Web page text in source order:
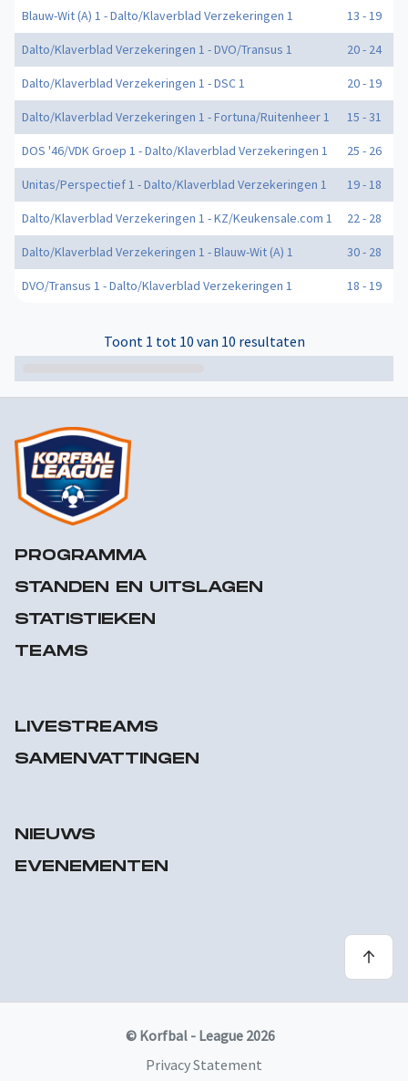
Blauw-Wit (A) 1 - Dalto/Klaverblad Verzekeringen 1 13 - 19
Dalto/Klaverblad Verzekeringen 1 - DVO/Transus 1 20 - 24
Dalto/Klaverblad Verzekeringen 1 - DSC 1 20 - 19
Dalto/Klaverblad Verzekeringen 1 - Fortuna/Ruitenheer 1 15 - 31
DOS '46/VDK Groep 1 - Dalto/Klaverblad Verzekeringen 1 25 - 26
Unitas/Perspectief 1 - Dalto/Klaverblad Verzekeringen 1 19 - 18
Dalto/Klaverblad Verzekeringen 1 - KZ/Keukensale.com 1 22 - 28
Dalto/Klaverblad Verzekeringen 1 - Blauw-Wit (A) 1 30 - 28
DVO/Transus 1 - Dalto/Klaverblad Verzekeringen 1 18 - 19
Toont 1 tot 10 van 10 resultaten
PROGRAMMA
STANDEN EN UITSLAGEN
STATISTIEKEN
TEAMS
LIVESTREAMS
SAMENVATTINGEN
NIEUWS
EVENEMENTEN
© Korfbal - League 2026
Privacy Statement